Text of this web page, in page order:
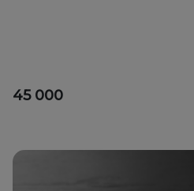
45 000